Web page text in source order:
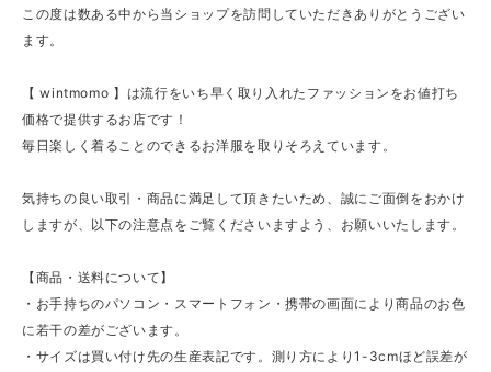
この度は数ある中から当ショップを訪問していただきありがとうござい
ます。
【 wintmomo 】は流行をいち早く取り入れたファッションをお値打ち
価格で提供するお店です！
毎日楽しく着ることのできるお洋服を取りそろえています。
気持ちの良い取引・商品に満足して頂きたいため、誠にご面倒をおかけ
しますが、以下の注意点をご覧くださいますよう、お願いいたします。
【商品・送料について】
・お手持ちのパソコン・スマートフォン・携帯の画面により商品のお色
に若干の差がございます。
・サイズは買い付け先の生産表記です。測り方により1-3cmほど誤差が